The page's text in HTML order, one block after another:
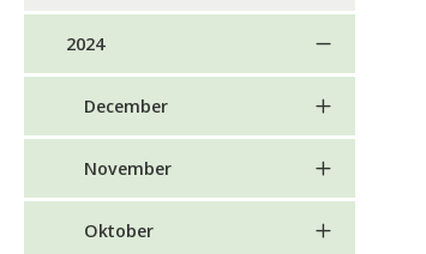
2024
December
November
Oktober